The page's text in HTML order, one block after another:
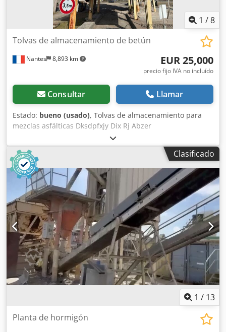
1 /8
Nantes 8,893 km
Tolvas de almacenamiento de betún
EUR 25,000
precio fijo IVA no incluído
Consultar Llamar
Estado: bueno (usado), Tolvas de almacenamiento para
mezclas asfálticas Dksdpfxjy Dix Rj Abzer
Clasificado
1 / 13
Planta de hormigón